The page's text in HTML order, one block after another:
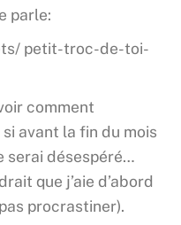
parle:
petit-troc-de-toi-
comment
avant la fin du mois
serai désespéré…
que j’aie d’abord
procrastiner).